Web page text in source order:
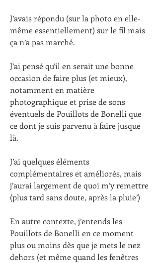
J’avais répondu (sur la photo en elle-
même essentiellement) sur le fil mais
ça n’a pas marché.
J’ai pensé qu’il en serait une bonne
occasion de faire plus (et mieux),
notamment en matière
photographique et prise de sons
éventuels de Pouillots de Bonelli que
ce dont je suis parvenu à faire jusque
là.
J’ai quelques éléments
complémentaires et améliorés, mais
j’aurai largement de quoi m’y remettre
(plus tard sans doute, après la pluie’)
En autre contexte, j’entends les
Pouillots de Bonelli en ce moment
plus ou moins dès que je mets le nez
dehors (et même quand les fenêtres